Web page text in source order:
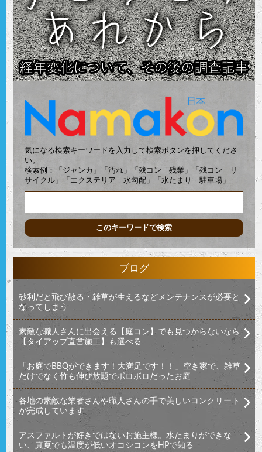
気になる検索キーワードを入力して検索ボタンを押してくださ
い。
検索例：「ジャンカ」「汚れ」「残コン 残業」「残コン リ
サイクル」「エクステリア 水勾配」「水たまり 駐車場」
ブログ
砂利だと飛び散る・雑草が生えるなどメンテナンスが必要と
なってしまう
素敵な職人さんに出会える【庭コン】でも見つからないなら
【タイアップ直営施工】も選べる
「お庭でBBQができます！大満足です！！」空き家で、雑草
だけでなく竹も伸び放題でボロボロだったお庭
各地の素敵な業者さんや職人さんの手で美しいコンクリート
が完成しています
アスファルトが好きではないお施主様。水たまりができな
い、真夏でも温度が低いオコシコンをHPで知る